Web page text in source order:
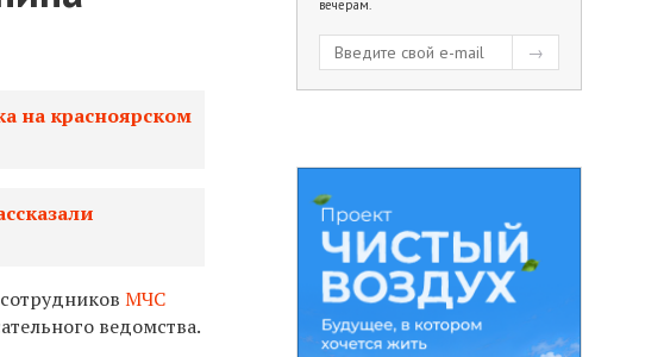
на красноярском
МЧС
ведомства.
вечерам.